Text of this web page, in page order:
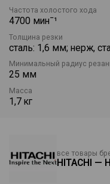
Частота холостого хода
4700 минˉ¹
Толщина резки
сталь: 1,6 мм; нерж,
Минимальный радиус
25 мм
Масса
1,7 кг
все товары
HITACHI —